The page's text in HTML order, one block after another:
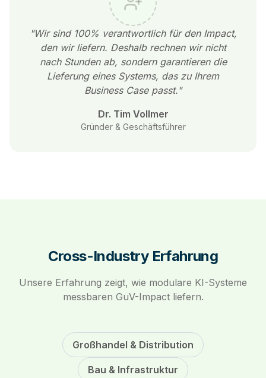
"Wir sind 100% verantwortlich für den Impact,
den wir liefern. Deshalb rechnen wir nicht
nach Stunden ab, sondern garantieren die
Lieferung eines Systems, das zu Ihrem
Business Case passt."
Dr. Tim Vollmer
Gründer & Geschäftsführer
Cross-Industry Erfahrung
Unsere Erfahrung zeigt, wie modulare KI-Systeme
messbaren GuV-Impact liefern.
Großhandel & Distribution
Bau & Infrastruktur